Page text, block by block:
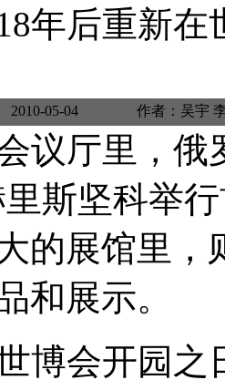
年后重新在
2010-05-04 作者：吴宇
议厅里，俄
斯坚科举
的展馆里，
和展示。
博会开园之